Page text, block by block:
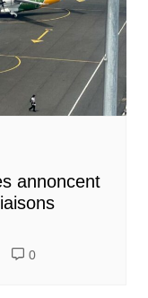
annoncent
0